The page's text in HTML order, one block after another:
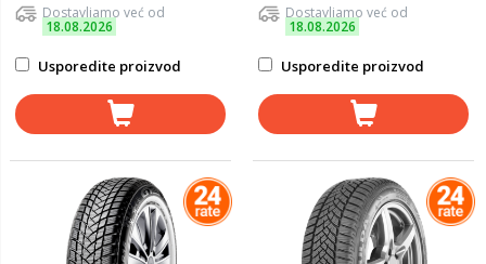
Dostavljamo već od
18.08.2026
Usporedite proizvod
Dostavljamo već od
18.08.2026
Usporedite proizvod